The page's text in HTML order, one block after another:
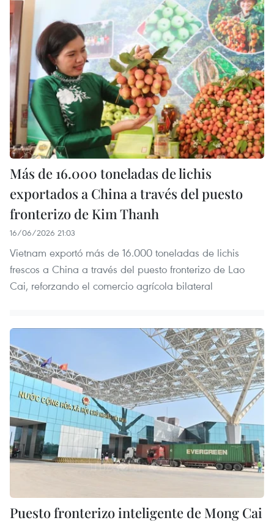
Más de 16.000 toneladas de lichis
exportados a China a través del puesto
fronterizo de Kim Thanh
16/06/2026 21:03
Vietnam exportó más de 16.000 toneladas de lichis
frescos a China a través del puesto fronterizo de Lao
Cai, reforzando el comercio agrícola bilateral
Puesto fronterizo inteligente de Mong Cai